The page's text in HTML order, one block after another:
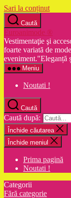
Sari la conținut
Caută
Euroanimode ®
Vestimentaţie şi
foarte variată de
eveniment."Eleganță
Meniu
Noutati !
Caută
Caută după:
Închide căutarea
Închide meniul
Prima pagină
Noutati !
Categorii
Fără categorie